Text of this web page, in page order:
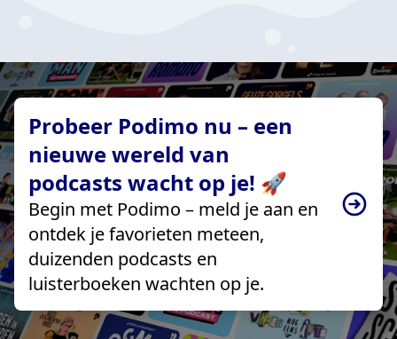
Probeer Podimo nu – een
nieuwe wereld van
podcasts wacht op je! 🚀
Begin met Podimo – meld je aan en
ontdek je favorieten meteen,
duizenden podcasts en
luisterboeken wachten op je.